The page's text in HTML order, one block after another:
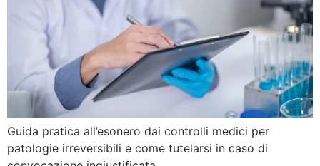
Guida pratica all’esonero dai controlli medici per
patologie irreversibili e come tutelarsi in caso di